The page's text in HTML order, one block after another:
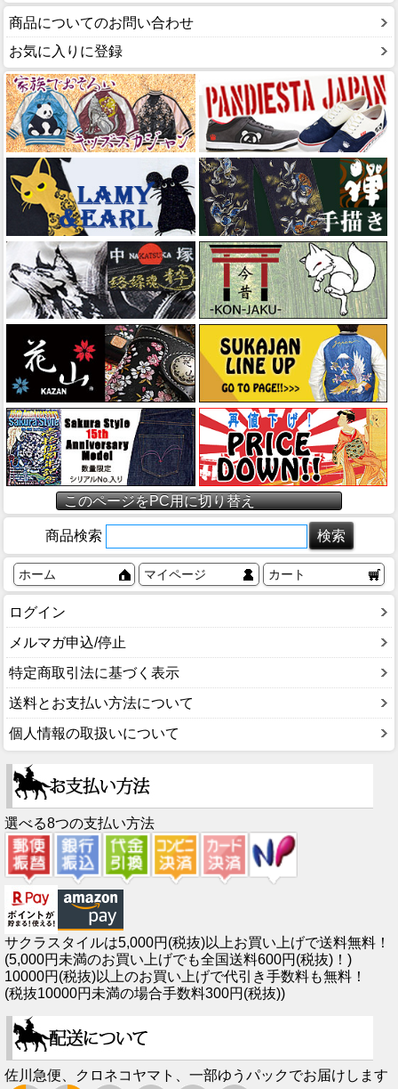
商品についてのお問い合わせ
お気に入りに登録
このページをPC用に切り替え
商品検索
ホーム マイページ カート
ログイン
メルマガ申込/停止
特定商取引法に基づく表示
送料とお支払い方法について
個人情報の取扱いについて
選べる8つの支払い方法
サクラスタイルは5,000円(税抜)以上お買い上げで送料無料！
(5,000円未満のお買い上げでも全国送料600円(税抜)！)
10000円(税抜)以上のお買い上げで代引き手数料も無料！
(税抜10000円未満の場合手数料300円(税抜))
佐川急便、クロネコヤマト、一部ゆうパックでお届けします